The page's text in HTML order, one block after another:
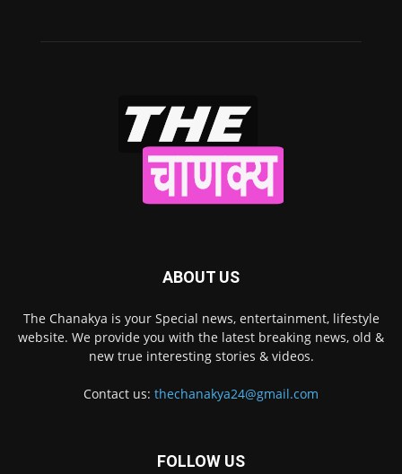
ABOUT US
The Chanakya is your Special news, entertainment, lifestyle
website. We provide you with the latest breaking news, old &
new true interesting stories & videos.
Contact us: thechanakya24@gmail.com
FOLLOW US